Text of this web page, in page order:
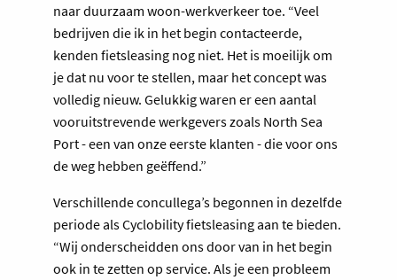
naar duurzaam woon-werkverkeer toe. “Veel
bedrijven die ik in het begin contacteerde,
kenden fietsleasing nog niet. Het is moeilijk om
je dat nu voor te stellen, maar het concept was
volledig nieuw. Gelukkig waren er een aantal
vooruitstrevende werkgevers zoals North Sea
Port - een van onze eerste klanten - die voor ons
de weg hebben geëffend.”
Verschillende concullega’s begonnen in dezelfde
periode als Cyclobility fietsleasing aan te bieden.
“Wij onderscheidden ons door van in het begin
ook in te zetten op service. Als je een probleem